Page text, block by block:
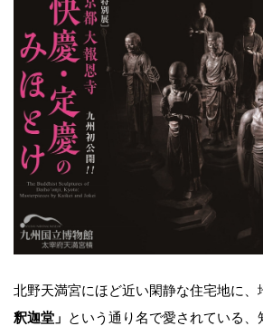
北野天満宮にほど近い閑静な住宅地に、
釈迦堂」
という通り名で愛されている